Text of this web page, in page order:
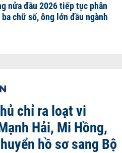
nửa đầu 2026 tiếp tục phân
chữ số, ông lớn đầu ngành
chỉ ra loạt vi
Hải, Mi Hồng,
hồ sơ sang Bộ